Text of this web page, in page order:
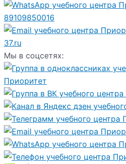
89109850016
37.ru
Мы в соцсетях: